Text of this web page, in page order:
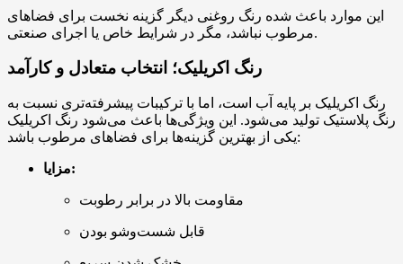
این موارد باعث شده رنگ روغنی دیگر گزینه نخست برای فضاهای
مرطوب نباشد، مگر در شرایط خاص یا اجرای صنعتی.
رنگ اکریلیک؛ انتخاب متعادل و کارآمد
رنگ اکریلیک بر پایه آب است، اما با ترکیبات پیشرفته‌تری نسبت به
رنگ پلاستیک تولید می‌شود. این ویژگی‌ها باعث می‌شود رنگ اکریلیک
یکی از بهترین گزینه‌ها برای فضاهای مرطوب باشد:
مزایا:
مقاومت بالا در برابر رطوبت
قابل شست‌وشو بودن